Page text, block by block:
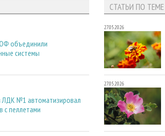
объединили
системы
ЛДК №1 автоматизировал
с пеллетами
СТАТЬИ ПО ТЕМЕ
27.05.2026
27.05.2026